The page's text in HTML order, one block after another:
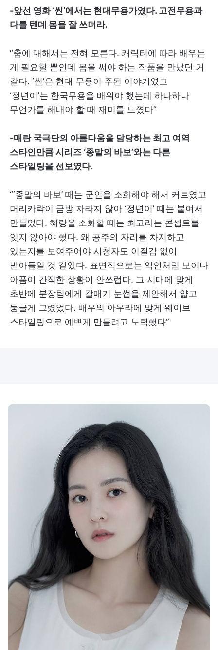
-앞선 영화 ‘씬’에서는 현대무용가였다. 고전무용과
다를 텐데 몸을 잘 쓰더라.
“춤에 대해서는 전혀 모른다. 캐릭터에 따라 배우는
게 필요할 뿐인데 몸을 써야 하는 작품을 만났던 거
같다. ‘씬’은 현대 무용이 주된 이야기였고
‘정년이’는 한국무용을 배워야 했는데 하나하나
무언가를 해내야 할 때 재미를 느꼈다”
-매란 국극단의 아름다움을 담당하는 최고 여역
스타인만큼 시리즈 ‘종말의 바보’와는 다른
스타일링을 선보였다.
“‘종말의 바보’ 때는 군인을 소화해야 해서 커트였고
머리카락이 금방 자라지 않아 ‘정년이’ 때는 붙여서
만들었다. 혜랑을 소화할 때는 최고라는 콘셉트를
잊지 않아야 했다. 왜 공주의 자리를 차지하고
있는지를 보여주어야 시청자도 이질감 없이
받아들일 것 같았다. 표면적으로는 악인처럼 보이나
아픔이 간직한 상황이 안쓰럽다. 그 시대에 맞게
초반에 분장팀에게 갈매기 눈썹을 제안해서 얇고
둥글게 그렸었다. 배우의 아우라에 맞게 웨이브
스타일링으로 예쁘게 만들려고 노력했다”